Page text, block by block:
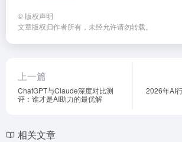
© 版权声明
文章版权归作者所有，未经允许请勿转载。
上一篇
ChatGPT与Claude深度对比测
评：谁才是AI助力的最优解
2026年AI
相关文章